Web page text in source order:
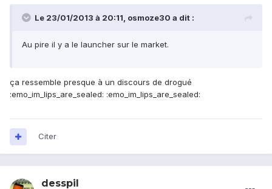
Le 23/01/2013 à 20:11, osmoze30 a dit :
Au pire il y a le launcher sur le market.
ça ressemble presque à un discours de drogué
:emo_im_lips_are_sealed: :emo_im_lips_are_sealed:
Citer
desspil